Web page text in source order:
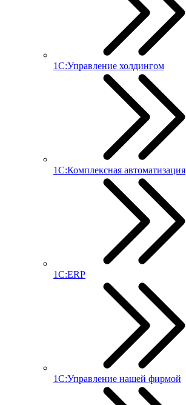
1С:Управление холдингом
1С:Комплексная автоматизация
1С:ERP
1С:Управление нашей фирмой